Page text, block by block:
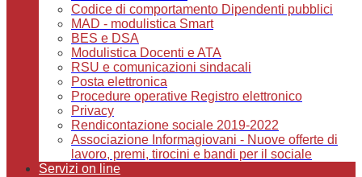
Codice di comportamento Dipendenti pubblici
MAD - modulistica Smart
BES e DSA
Modulistica Docenti e ATA
RSU e comunicazioni sindacali
Posta elettronica
Procedure operative Registro elettronico
Privacy
Rendicontazione sociale 2019-2022
Associazione Informagiovani - Nuove offerte di
lavoro, premi, tirocini e bandi per il sociale
Servizi on line